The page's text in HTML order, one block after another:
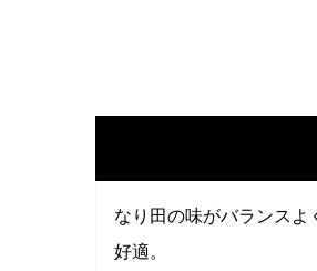
なり田の味がバランス
好適。